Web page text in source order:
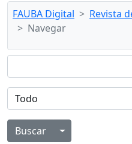
FAUBA Digital
Revista
Navegar
Alternar menú